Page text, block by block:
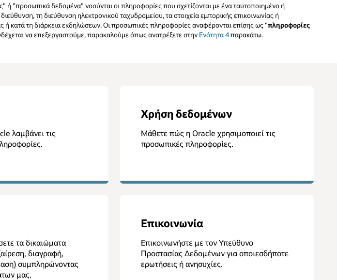
"προσωπικά δεδομένα" νοούνται οι πληροφορίες που σχετίζονται με ένα ταυτοποιημένο ή
τη διεύθυνση ηλεκτρονικού ταχυδρομείου, τα στοιχεία εμπορικής επικοινωνίας ή
κατά τη διάρκεια εκδηλώσεων. Οι προσωπικές πληροφορίες αναφέρονται επίσης ως "πληροφορίες
να επεξεργαστούμε, παρακαλούμε όπως ανατρέξετε στην Ενότητα 4παρακάτω.
λαμβάνει τις
Χρήση δεδομένων
Μάθετε πώς η Oracle χρησιμοποιεί τις
προσωπικές πληροφορίες.
τα δικαιώματα
διαγραφή,
συμπληρώνοντας
μας.
Επικοινωνία
Επικοινωνήστε με τον Υπεύθυνο
Προστασίας Δεδομένων για οποιεσδήποτε
ερωτήσεις ή ανησυχίες.